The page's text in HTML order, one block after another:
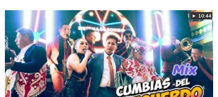
► 10:44